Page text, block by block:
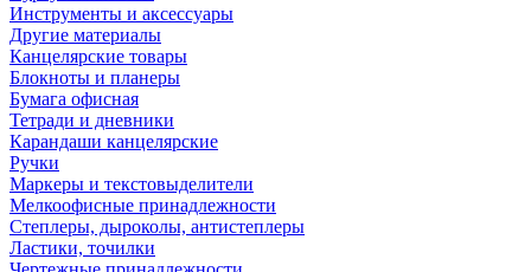
Инструменты и аксессуары
Другие материалы
Канцелярские товары
Блокноты и планеры
Бумага офисная
Тетради и дневники
Карандаши канцелярские
Ручки
Маркеры и текстовыделители
Мелкоофисные принадлежности
Степлеры, дыроколы, антистеплеры
Ластики, точилки